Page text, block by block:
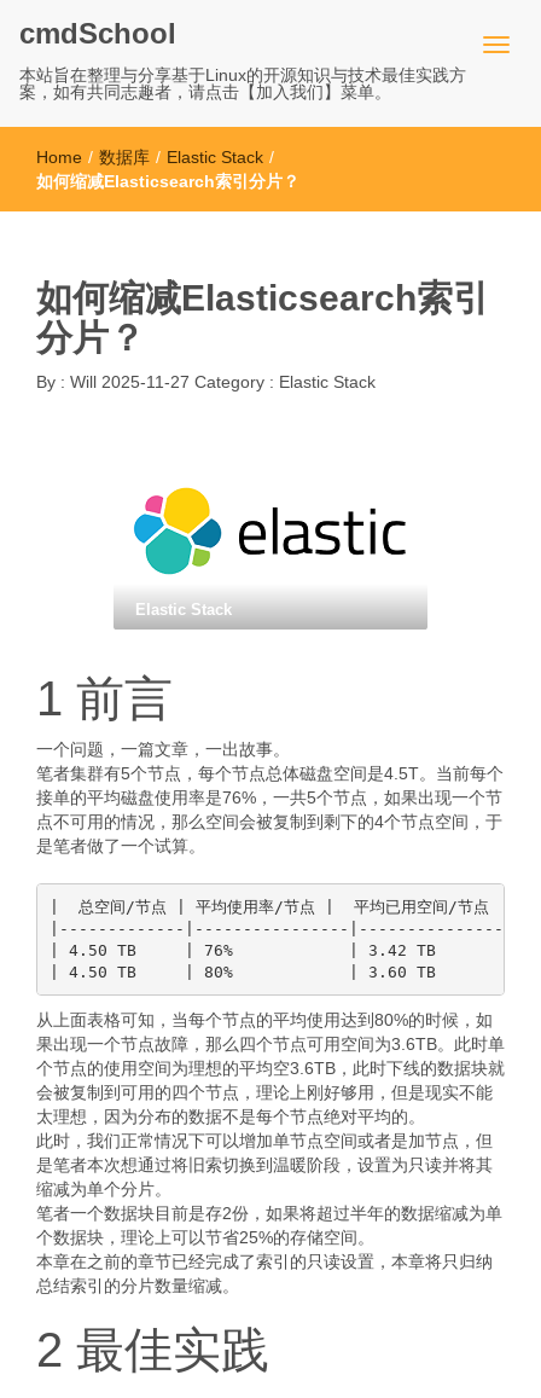
cmdSchool
本站旨在整理与分享基于Linux的开源知识与技术最佳实践方
案，如有共同志趣者，请点击【加入我们】菜单。
Home / 数据库 / Elastic Stack /
如何缩减Elasticsearch索引分片？
如何缩减Elasticsearch索引
分片？
By : Will 2025-11-27 Category : Elastic Stack
Elastic Stack
1 前言
一个问题，一篇文章，一出故事。
笔者集群有5个节点，每个节点总体磁盘空间是4.5T。当前每个
接单的平均磁盘使用率是76%，一共5个节点，如果出现一个节
点不可用的情况，那么空间会被复制到剩下的4个节点空间，于
是笔者做了一个试算。
|  总空间/节点 | 平均使用率/节点 |  平均已用空间/节点  |
|-------------|----------------
| 4.50 TB     | 76%            | 3.42 TB
从上面表格可知，当每个节点的平均使用达到80%的时候，如
果出现一个节点故障，那么四个节点可用空间为3.6TB。此时单
个节点的使用空间为理想的平均空3.6TB，此时下线的数据块就
会被复制到可用的四个节点，理论上刚好够用，但是现实不能
太理想，因为分布的数据不是每个节点绝对平均的。
此时，我们正常情况下可以增加单节点空间或者是加节点，但
是笔者本次想通过将旧索切换到温暖阶段，设置为只读并将其
缩减为单个分片。
笔者一个数据块目前是存2份，如果将超过半年的数据缩减为单
个数据块，理论上可以节省25%的存储空间。
本章在之前的章节已经完成了索引的只读设置，本章将只归纳
总结索引的分片数量缩减。
2 最佳实践